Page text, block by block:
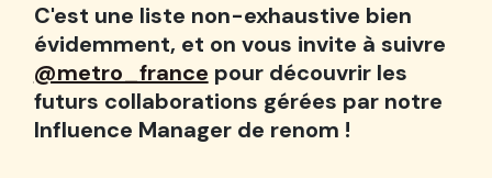
C'est une liste non-exhaustive bien
évidemment, et on vous invite à suivre
@metro_france pour découvrir les
futurs collaborations gérées par notre
Influence Manager de renom !